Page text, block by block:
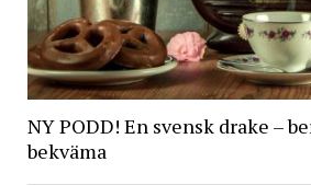
NY PODD! En svensk drake –
bekväma